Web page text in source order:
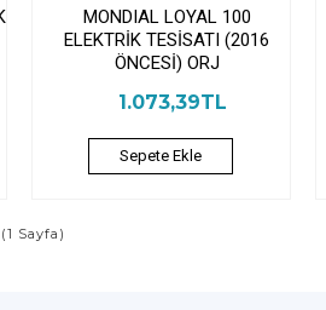
MONDIAL LOYAL 100
ELEKTRİK TESİSATI (2016
ÖNCESİ) ORJ
1.073,39TL
Sepete Ekle
Sayfa)